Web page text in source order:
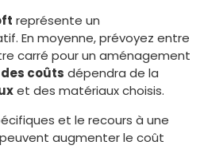
représente un
En moyenne, prévoyez entre
carré pour un aménagement
coûts dépendra de la
et des matériaux choisis.
et le recours à une
peuvent augmenter le coût